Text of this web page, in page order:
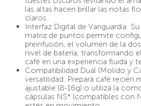
las altas hacen brillar las notas
claros.
Interfaz Digital de Vanguardia:
matriz de puntos permite
preinfusión, el volumen de la
nivel de batería, transformando
café en una experiencia fluida y
Compatibilidad Dual (Molido y
versatilidad. Prepará café recién
ajustable (8-16g) o utilizá la
cápsulas NS* (compatibles con